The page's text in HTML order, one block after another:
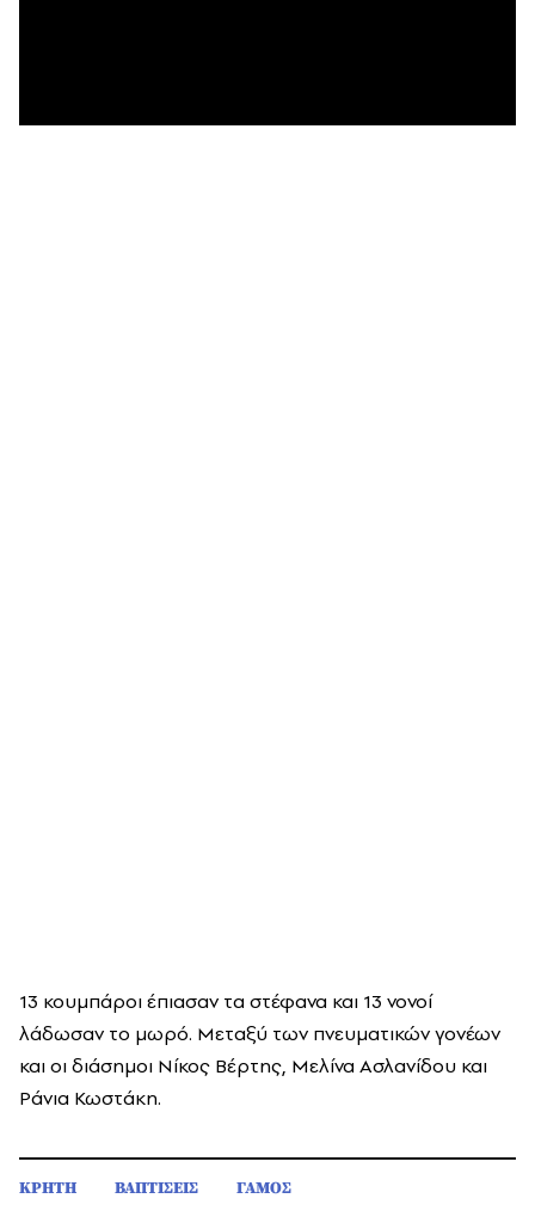
13 κουμπάροι έπιασαν τα στέφανα και 13 νονοί
λάδωσαν το μωρό. Μεταξύ των πνευματικών γονέων
και οι διάσημοι Νίκος Βέρτης, Μελίνα Ασλανίδου και
Ράνια Κωστάκη.
ΚΡΗΤΗ ΒΑΠΤΙΣΕΙΣ ΓΑΜΟΣ